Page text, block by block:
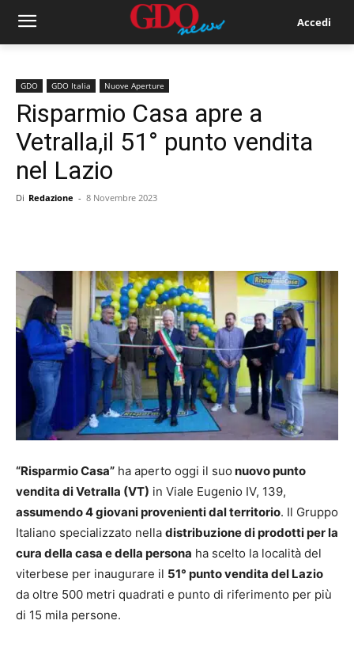
Accedi
GDO GDO Italia Nuove Aperture
Risparmio Casa apre a
Vetralla,il 51° punto vendita
nel Lazio
Di Redazione - 8 Novembre 2023
“Risparmio Casa” ha aperto oggi il suo nuovo punto
vendita di Vetralla (VT) in Viale Eugenio IV, 139,
assumendo 4 giovani provenienti dal territorio. Il Gruppo
Italiano specializzato nella distribuzione di prodotti per la
cura della casa e della persona ha scelto la località del
viterbese per inaugurare il 51° punto vendita del Lazio
da oltre 500 metri quadrati e punto di riferimento per più
di 15 mila persone.